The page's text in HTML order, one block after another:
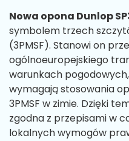
Nowa opona Dunlop
symbolem trzech
(3PMSF). Stanowi on
ogólnoeuropejskiego
warunkach
wymagają stosowania
3PMSF w zimie. Dzięki
zgodna z przepisami w
lokalnych wymogów